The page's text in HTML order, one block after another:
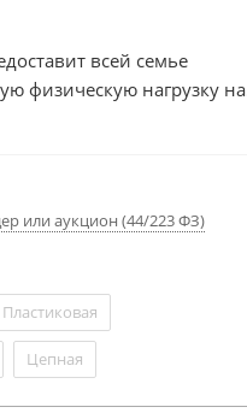
всей семье
физическую нагрузку на
использования
или аукцион (44/223 ФЗ)
Пластиковая
Цепная